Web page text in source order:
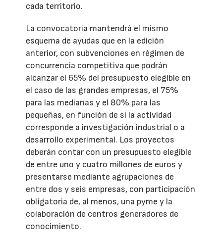
cada territorio.
La convocatoria mantendrá el mismo
esquema de ayudas que en la edición
anterior, con subvenciones en régimen de
concurrencia competitiva que podrán
alcanzar el 65% del presupuesto elegible en
el caso de las grandes empresas, el 75%
para las medianas y el 80% para las
pequeñas, en función de si la actividad
corresponde a investigación industrial o a
desarrollo experimental. Los proyectos
deberán contar con un presupuesto elegible
de entre uno y cuatro millones de euros y
presentarse mediante agrupaciones de
entre dos y seis empresas, con participación
obligatoria de, al menos, una pyme y la
colaboración de centros generadores de
conocimiento.